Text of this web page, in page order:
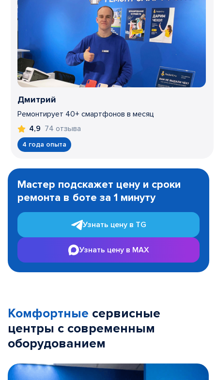
Дмитрий
Ремонтирует 40+ смартфонов в месяц
4,9 74 отзыва
4 года опыта
1
Мастер подскажет цену и сроки
ремонта в боте за 1 минуту
Узнать цену в TG
Узнать цену в MAX
Комфортные сервисные
центры с современным
оборудованием